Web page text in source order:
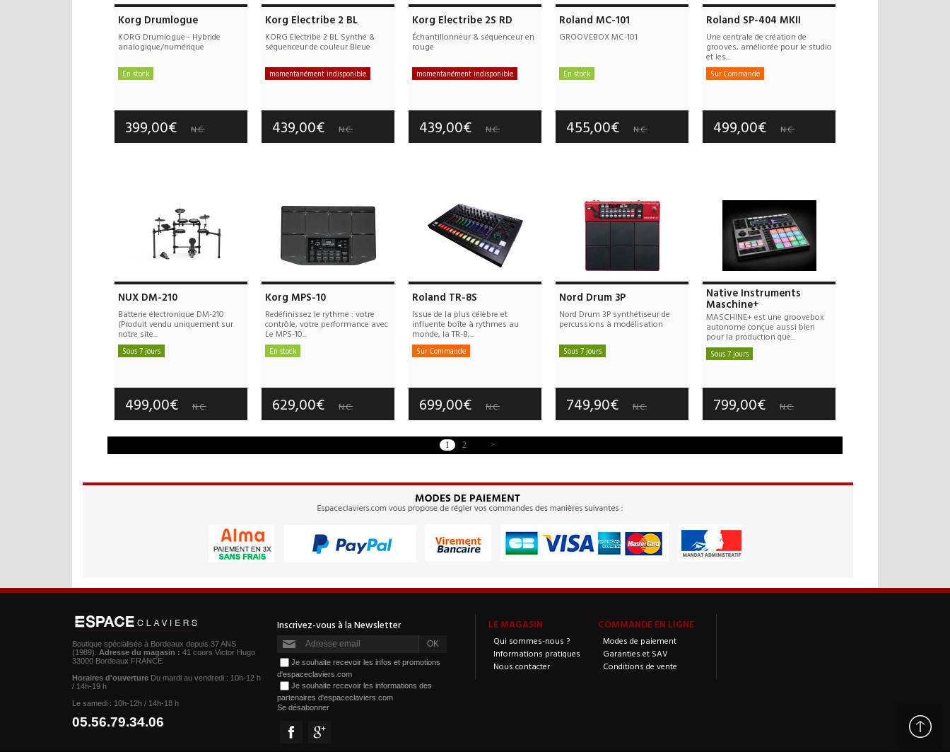
Korg Drumlogue
KORG Drumlogue - Hybride
analogique/numérique
En stock
Garantie :3 an(s)
399,00€ N.C.
Korg Electribe 2 BL
KORG Electribe 2 BL Synthé &
séquenceur de couleur Bleue
momentanément indisponible
Garantie :3 an(s)
439,00€ N.C.
Korg Electribe 2S RD
Échantillonneur & séquenceur en
rouge
momentanément indisponible
Garantie :3 an(s)
439,00€ N.C.
Roland MC-101
GROOVEBOX MC-101
En stock
Garantie :3 an(s)
455,00€ N.C.
Roland SP-404 MKII
Une centrale de création de
grooves, améliorée pour le studio
et les...
Sur Commande
Garantie :3 an(s)
499,00€ N.C.
NUX DM-210
Batterie électronique DM-210
(Produit vendu uniquement sur
notre site...
Sous 7 jours
Garantie :-- an(s)
499,00€ N.C.
Korg MPS-10
Redéfinissez le rythme : votre
contrôle, votre performance avec
Le MPS-10...
En stock
Garantie :3 an(s)
629,00€ N.C.
Roland TR-8S
Issue de la plus célèbre et
influente boîte à rythmes au
monde, la TR-8,...
Sur Commande
Garantie :3 an(s)
699,00€ N.C.
Nord Drum 3P
Nord Drum 3P synthétiseur de
percussions à modélisation
Sous 7 jours
Garantie :3 an(s)
749,90€ N.C.
Native Instruments
Maschine+
MASCHINE+ est une groovebox
autonome conçue aussi bien
pour la production que...
Sous 7 jours
Garantie :2 an(s)
799,00€ N.C.
1 2 >
LE MAGASIN
Qui sommes-nous ?
Informations pratiques
Nous contacter
COMMANDE EN LIGNE
Modes de paiement
Garanties et SAV
Conditions de vente
Boutique spécialisée à Bordeaux depuis 37 ANS
(1989). Adresse du magasin : 41 cours Victor Hugo
33000 Bordeaux FRANCE
Horaires d'ouverture Du mardi au vendredi : 10h-12 h
/ 14h-19 h
Le samedi : 10h-12h / 14h-18 h
05.56.79.34.06
Je souhaite recevoir les infos et promotions
d'espaceclaviers.com
Je souhaite recevoir les informations des
partenaires d'espaceclaviers.com
Se désabonner